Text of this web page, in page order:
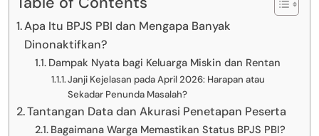
Apa Itu BPJS PBI dan Mengapa Banyak
Dinonaktifkan?
Dampak Nyata bagi Keluarga Miskin dan Rentan
Janji Kejelasan pada April 2026: Harapan atau
Sekadar Penunda Masalah?
Tantangan Data dan Akurasi Penetapan Peserta
Bagaimana Warga Memastikan Status BPJS PBI?